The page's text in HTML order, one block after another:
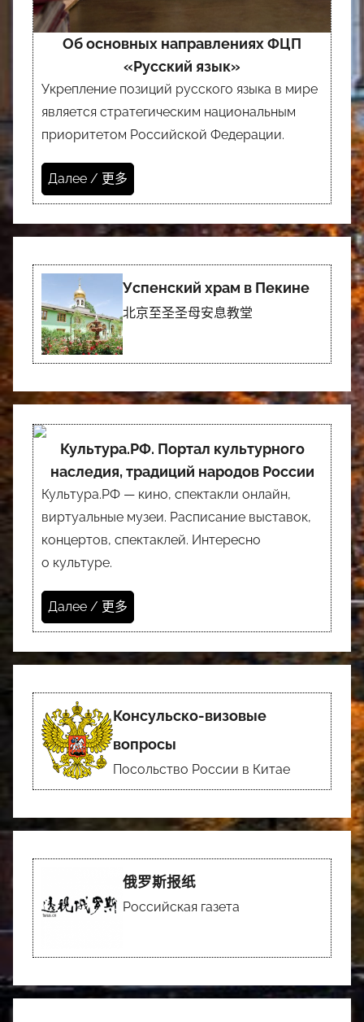
Об основных направлениях ФЦП
«Русский язык»
Укрепление позиций русского языка в мире
является стратегическим национальным
приоритетом Российской Федерации.
Далее / 更多
Успенский храм в Пекине
北京至圣圣母安息教堂
Культура.РФ. Портал культурного
наследия, традиций народов России
Культура.РФ — кино, спектакли онлайн,
виртуальные музеи. Расписание выставок,
концертов, спектаклей. Интересно
о культуре.
Далее / 更多
Консульско-визовые
вопросы
Посольство России в Китае
俄罗斯报纸
Российская газета